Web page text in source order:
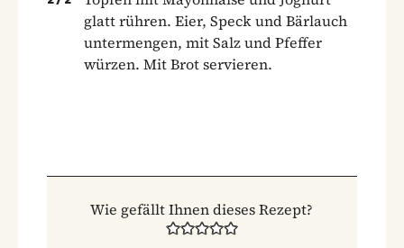
glatt rühren. Eier, Speck und Bärlauch
untermengen, mit Salz und Pfeffer
würzen. Mit Brot servieren.
Wie gefällt Ihnen dieses Rezept?